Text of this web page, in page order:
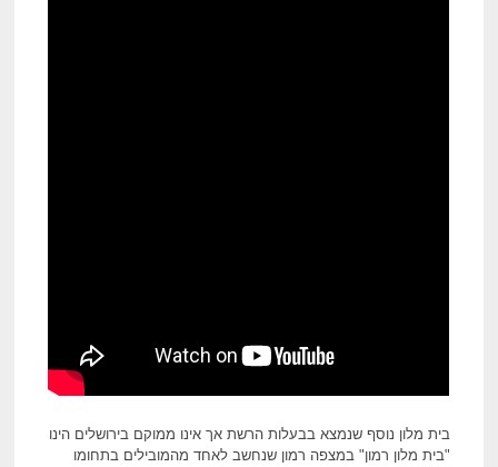
בית מלון נוסף שנמצא בבעלות הרשת אך אינו ממוקם בירושלים הינו
"בית מלון רמון" במצפה רמון שנחשב לאחד מהמובילים בתחומו